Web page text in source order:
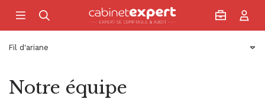
Accueil
Fil d'ariane
Notre équipe